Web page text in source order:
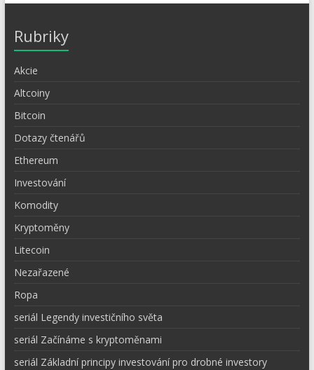
Rubriky
Akcie
Altcoiny
Bitcoin
Dotazy čtenářů
Ethereum
Investování
Komodity
Kryptoměny
Litecoin
Nezařazené
Ropa
seriál Legendy investičního světa
seriál Začínáme s kryptoměnami
seriál Základní principy investování pro drobné investory